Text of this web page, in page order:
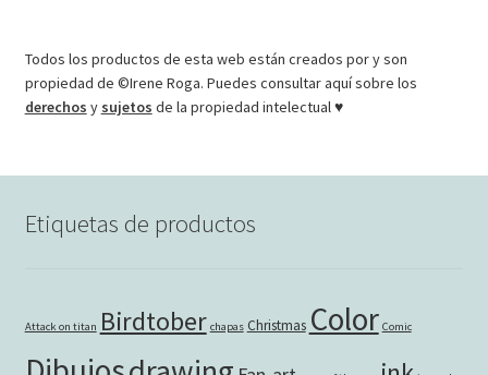
Todos los productos de esta web están creados por y son
propiedad de ©Irene Roga. Puedes consultar aquí sobre los
derechos y sujetos de la propiedad intelectual ♥
Etiquetas de productos
Attack on titan Birdtober chapas Christmas Color Comic